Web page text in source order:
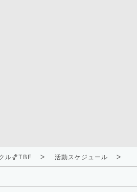
ル🏀TBF 活動スケジュール